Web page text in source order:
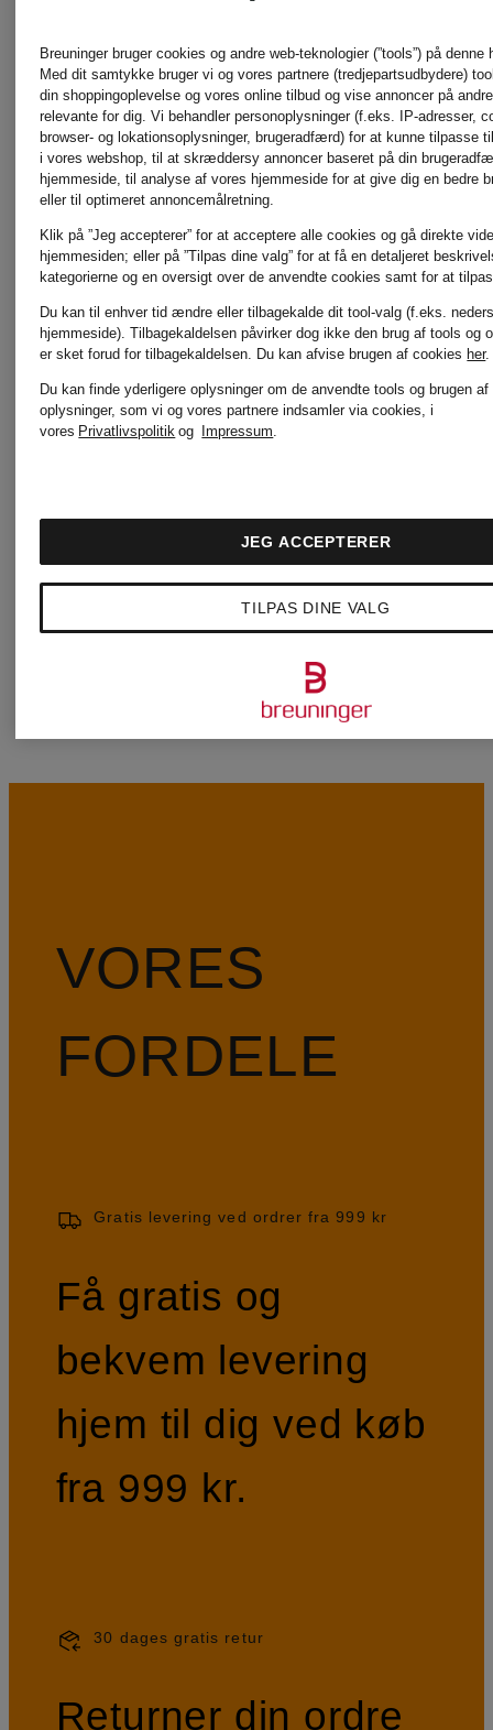
ANGELEGENHEIT
INUIKII
Jellycat
Joseph
KENNEL &
SCHMENGER
RINO &
PELLE
SKIMS
Smith
VORES
FORDELE
Gratis levering ved ordrer fra 999 kr
Få gratis og
bekvem levering
hjem til dig ved køb
fra 999 kr.
30 dages gratis retur
Returner din ordre
Breuninger bruger cookies og andre web-teknologier (”tools”) på denne
Med dit samtykke bruger vi og vores partnere (tredjepartsudbydere)
din shoppingoplevelse og vores online tilbud og vise annoncer på
relevante for dig. Vi behandler personoplysninger (f.eks. IP-adresser,
browser- og lokationsoplysninger, brugeradfærd) for at kunne tilpasse
i vores webshop, til at skræddersy annoncer baseret på din
hjemmeside, til analyse af vores hjemmeside for at give dig en bedre
eller til optimeret annoncemålretning.
Klik på ”Jeg accepterer” for at acceptere alle cookies og gå direkte
hjemmesiden; eller på ”Tilpas dine valg” for at få en detaljeret
kategorierne og en oversigt over de anvendte cookies samt for at
Du kan til enhver tid ændre eller tilbagekalde dit tool-valg (f.eks.
hjemmeside). Tilbagekaldelsen påvirker dog ikke den brug af tools og
er sket forud for tilbagekaldelsen. Du kan afvise brugen af cookies her.
Du kan finde yderligere oplysninger om de anvendte tools og brugen af
oplysninger, som vi og vores partnere indsamler via cookies, i
vores Privatlivspolitik og Impressum.
TILPAS DINE VALG
JEG ACCEPTERER